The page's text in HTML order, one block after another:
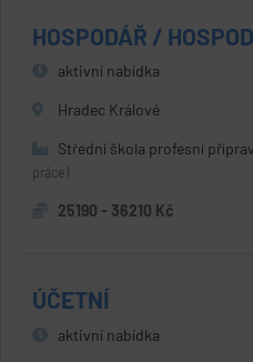
HOSPODÁŘ /
aktivní nabídka
Hradec Králové
Střední škola profesní
práce)
25190 - 36210 Kč
ÚČETNÍ
aktivní nabídka